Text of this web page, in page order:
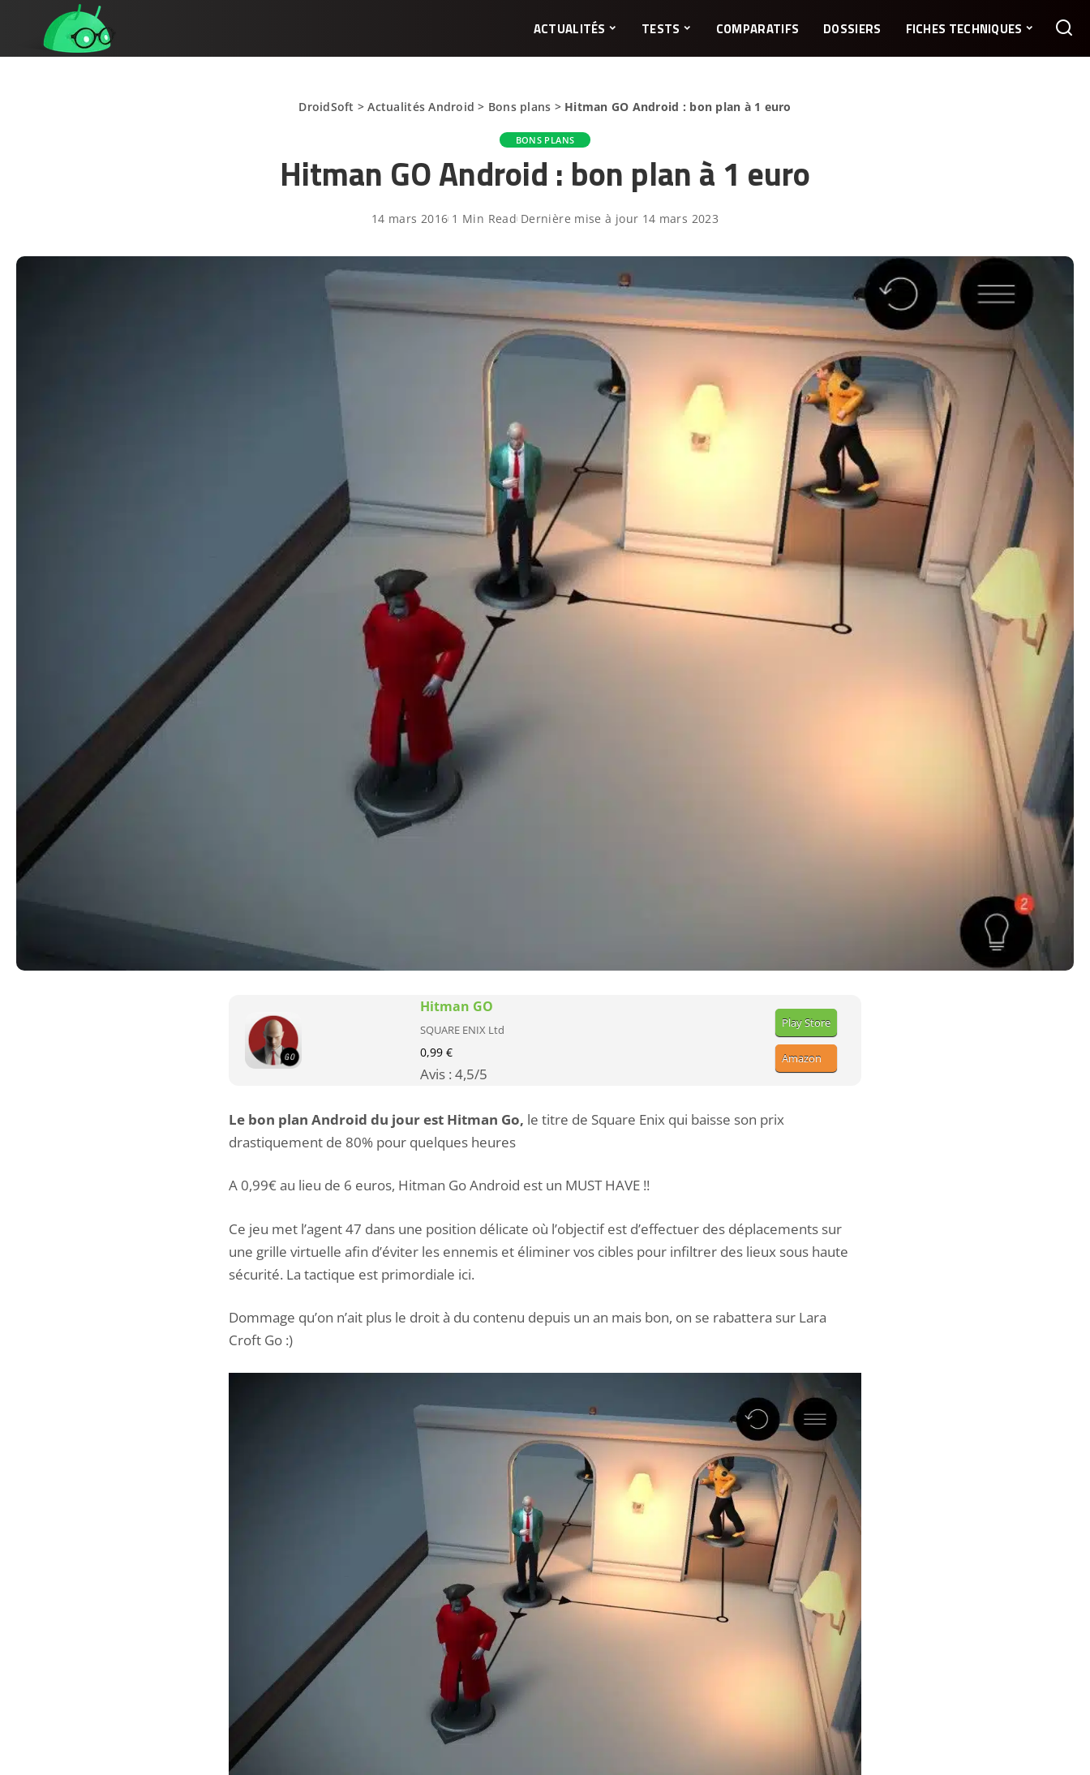
ACTUALITÉS TESTS COMPARATIFS DOSSIERS FICHES TECHNIQUES
DroidSoft >Actualités Android > Bons plans > Hitman GO Android : bon plan à 1 euro
BONS PLANS
Hitman GO Android : bon plan à 1 euro
14 mars 2016 1 Min Read Dernière mise à jour 14 mars 2023
Hitman GO
SQUARE ENIX Ltd
0,99 €
Avis : 4,5/5
Play Store
Amazon
Le bon plan Android du jour est Hitman Go, le titre de Square Enix qui baisse son prix
drastiquement de 80% pour quelques heures
A 0,99€ au lieu de 6 euros, Hitman Go Android est un MUST HAVE !!
Ce jeu met l’agent 47 dans une position délicate où l’objectif est d’effectuer des déplacements sur
une grille virtuelle afin d’éviter les ennemis et éliminer vos cibles pour infiltrer des lieux sous haute
sécurité. La tactique est primordiale ici.
Dommage qu’on n’ait plus le droit à du contenu depuis un an mais bon, on se rabattera sur Lara
Croft Go :)